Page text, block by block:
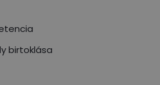
birtoklása